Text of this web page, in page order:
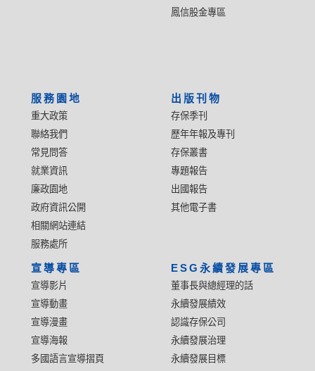
鳳信股金專區
服務園地
重大政策
聯絡我們
常見問答
就業資訊
廉政園地
政府資訊公開
相關網站連結
服務處所
出版刊物
存保季刊
歷年年報及專刊
存保叢書
專題報告
出國報告
其他電子書
宣導專區
宣導影片
宣導動畫
宣導漫畫
宣導海報
多國語言宣導摺頁
ESG永續發展專區
董事長與總經理的話
永續發展績效
認識存保公司
永續發展治理
永續發展目標